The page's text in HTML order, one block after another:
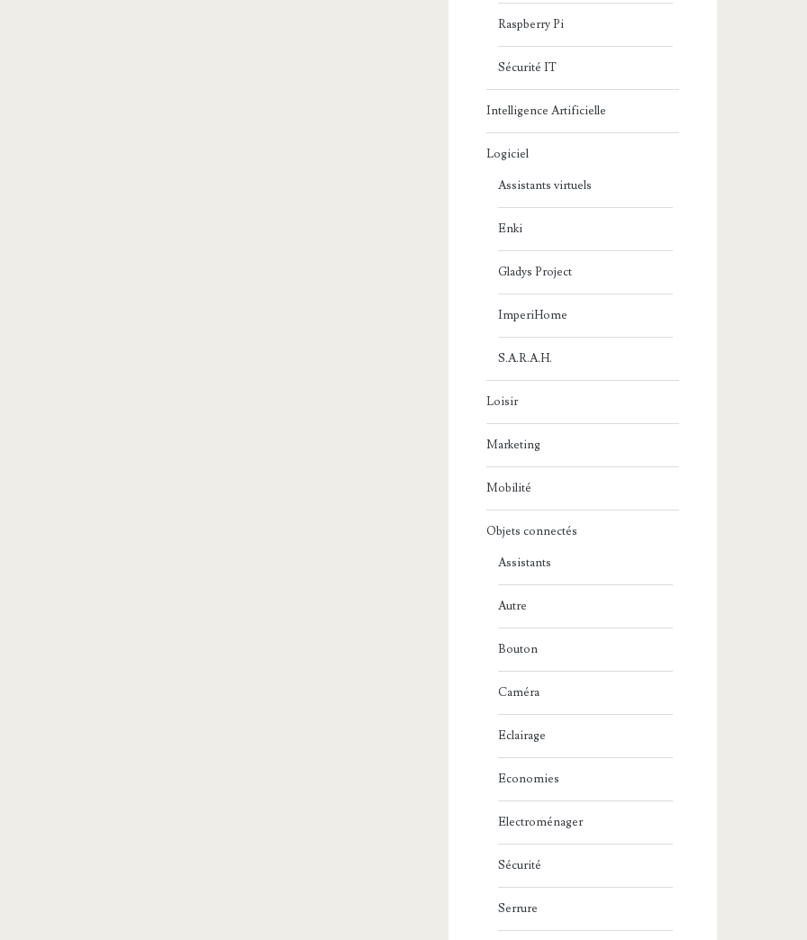
Raspberry Pi
Sécurité IT
Intelligence Artificielle
Logiciel
Assistants virtuels
Enki
Gladys Project
ImperiHome
S.A.R.A.H.
Loisir
Marketing
Mobilité
Objets connectés
Assistants
Autre
Bouton
Caméra
Eclairage
Economies
Electroménager
Sécurité
Serrure